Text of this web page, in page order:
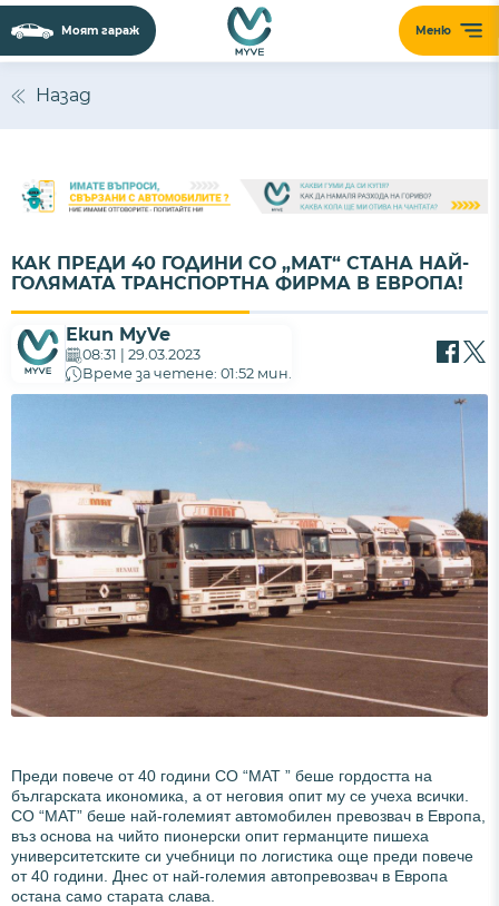
Меню
Моят гараж
Назад
КАК ПРЕДИ 40 ГОДИНИ СО „МАТ“ СТАНА НАЙ-
ГОЛЯМАТА ТРАНСПОРТНА ФИРМА В ЕВРОПА!
Екип MyVe
08:31 | 29.03.2023
Време за четене: 01:52 мин.
Преди повече от 40 години СО “МАТ ” беше гордостта на
българската икономика, а от неговия опит му се учеха всички.
СО “МАТ” беше най-големият автомобилен превозвач в Европа,
въз основа на чийто пионерски опит германците пишеха
университетските си учебници по логистика още преди повече
от 40 години. Днес от най-големия автопревозвач в Европа
остана само старата слава.